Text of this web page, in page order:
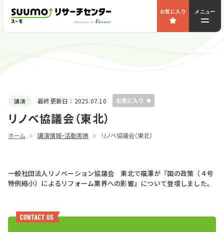
お気に入り メニュー
講演 最終更新日： 2025.07.10
リノベ協議会（東北）
ホーム 講演情報・活動実績 リノベ協議会（東北）
一般社団法人リノベーション協議会 東北で福澤が『国の政策（４号
特例縮小）によるリフォーム業界への影響』について登壇しました。